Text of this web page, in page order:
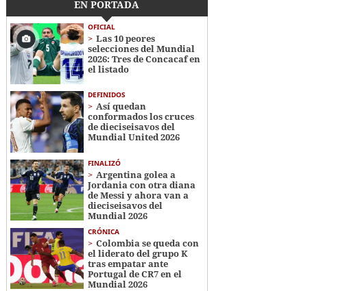
EN PORTADA
OFICIAL
Las 10 peores
selecciones del Mundial
2026: Tres de Concacaf en
el listado
DEFINIDOS
Así quedan
conformados los cruces
de dieciseisavos del
Mundial United 2026
FINALIZÓ
Argentina golea a
Jordania con otra diana
de Messi y ahora van a
dieciseisavos del
Mundial 2026
CRÓNICA
Colombia se queda con
el liderato del grupo K
tras empatar ante
Portugal de CR7 en el
Mundial 2026